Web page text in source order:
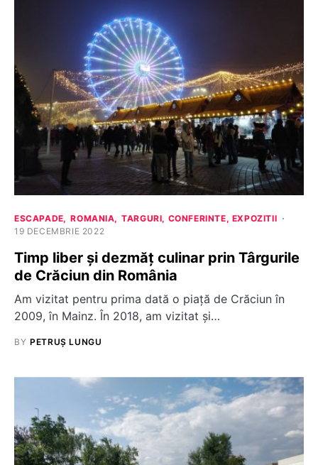
ESCAPADE ROMANIA
TARGURI, CONFERINTE, EXPOZITII
19 DECEMBRIE 2022
Timp liber și dezmăț culinar prin Târgurile
de Crăciun din România
Am vizitat pentru prima dată o piață de Crăciun în
2009, în Mainz. În 2018, am vizitat și…
BY PETRUȘ LUNGU